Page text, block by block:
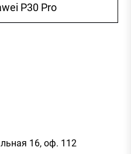
P30 Pro
16, оф. 112